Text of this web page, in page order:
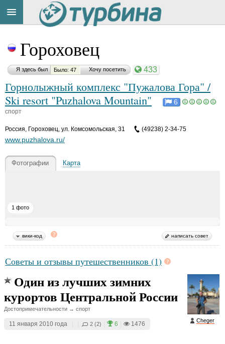
Гороховец
Я здесь был Было: 47 Хочу посетить 433
Горнолыжный комплекс "Пужалова Гора" /
Ski resort "Puzhalova Mountain"
6
спорт
Россия, Гороховец, ул. Комсомольская, 31 (49238) 2-34-75
www.puzhalova.ru/
Фотографии Карта
1 фото
вики-код написать совет
Советы и отзывы путешественников (1)
Cheger
Один из лучших зимних
курортов Центральной России
Достопримечательности → спорт
11 января 2010 года 2 (2) 6 1476
на
сайте: